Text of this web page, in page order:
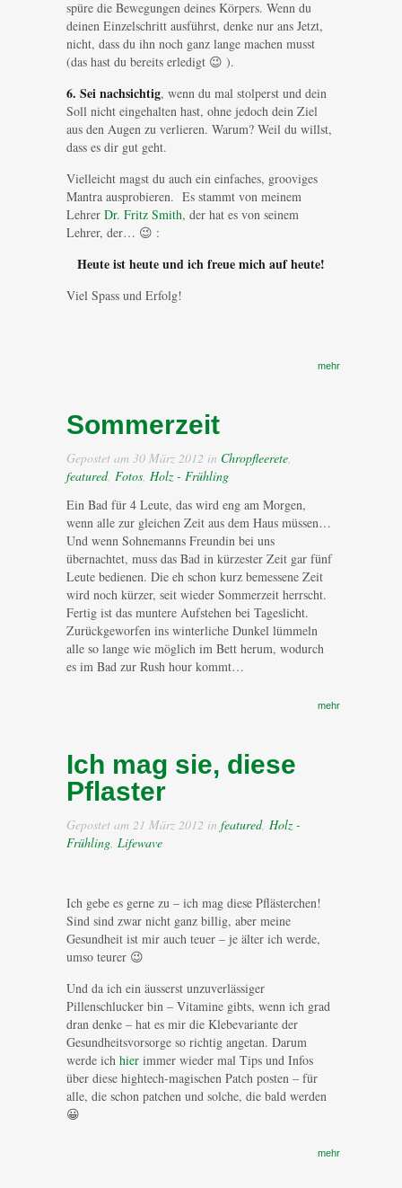
spüre die Bewegungen deines Körpers. Wenn du
deinen Einzelschritt ausführst, denke nur ans Jetzt,
nicht, dass du ihn noch ganz lange machen musst
(das hast du bereits erledigt 😉 ).
6. Sei nachsichtig, wenn du mal stolperst und dein
Soll nicht eingehalten hast, ohne jedoch dein Ziel
aus den Augen zu verlieren. Warum? Weil du willst,
dass es dir gut geht.
Vielleicht magst du auch ein einfaches, grooviges
Mantra ausprobieren. Es stammt von meinem
Lehrer Dr. Fritz Smith, der hat es von seinem
Lehrer, der… 😉 :
Heute ist heute und ich freue mich auf heute!
Viel Spass und Erfolg!
mehr
Sommerzeit
Gepostet am 30 März 2012 in Chropfleerete,
featured, Fotos, Holz - Frühling
Ein Bad für 4 Leute, das wird eng am Morgen,
wenn alle zur gleichen Zeit aus dem Haus müssen…
Und wenn Sohnemanns Freundin bei uns
übernachtet, muss das Bad in kürzester Zeit gar fünf
Leute bedienen. Die eh schon kurz bemessene Zeit
wird noch kürzer, seit wieder Sommerzeit herrscht.
Fertig ist das muntere Aufstehen bei Tageslicht.
Zurückgeworfen ins winterliche Dunkel lümmeln
alle so lange wie möglich im Bett herum, wodurch
es im Bad zur Rush hour kommt…
mehr
Ich mag sie, diese
Pflaster
Gepostet am 21 März 2012 in featured, Holz -
Frühling, Lifewave
Ich gebe es gerne zu – ich mag diese Pflästerchen!
Sind sind zwar nicht ganz billig, aber meine
Gesundheit ist mir auch teuer – je älter ich werde,
umso teurer 😉
Und da ich ein äusserst unzuverlässiger
Pillenschlucker bin – Vitamine gibts, wenn ich grad
dran denke – hat es mir die Klebevariante der
Gesundheitsvorsorge so richtig angetan. Darum
werde ich hier immer wieder mal Tips und Infos
über diese hightech-magischen Patch posten – für
alle, die schon patchen und solche, die bald werden
😀
mehr